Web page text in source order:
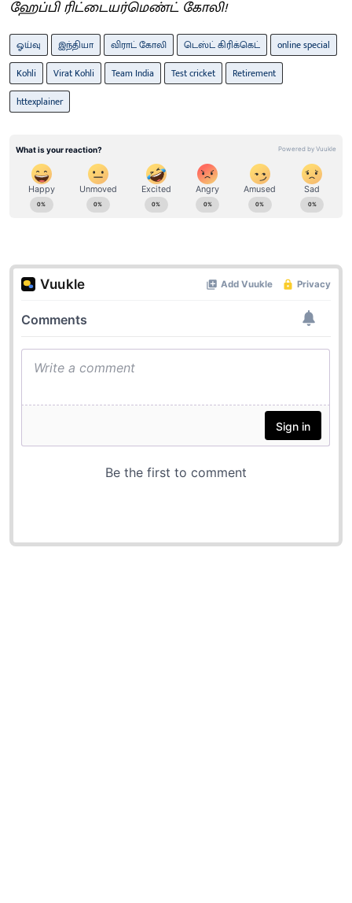
ஹேப்பி ரிட்டையர்மெண்ட் கோலி!
ஓய்வு இந்தியா விராட் கோலி டெஸ்ட் கிரிக்கெட்
online special
Kohli
Virat Kohli Team India Test cricket
Retirement
httexplainer